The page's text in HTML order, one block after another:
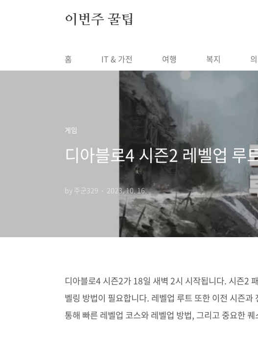
이번주 꿀팁
홈 IT & 가전 여행 복지
게임
디아블로4 시즌2 레벨업 루
by 주군329 2023. 10. 16.
디아블로4 시즌2가 18일 새벽 2시 시작됩니다. 시즌2
벨링 방법이 필요합니다. 레벨업 루트 또한 이전 시즌
통해 빠른 레벨업 코스와 레벨업 방법, 그리고 중요한